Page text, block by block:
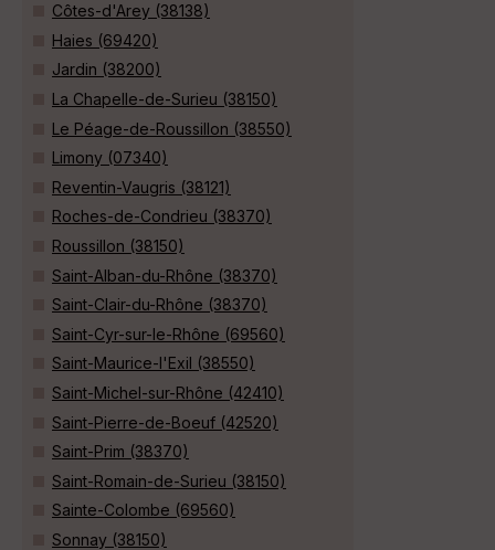
Côtes-d'Arey (38138)
Haies (69420)
Jardin (38200)
La Chapelle-de-Surieu (38150)
Le Péage-de-Roussillon (38550)
Limony (07340)
Reventin-Vaugris (38121)
Roches-de-Condrieu (38370)
Roussillon (38150)
Saint-Alban-du-Rhône (38370)
Saint-Clair-du-Rhône (38370)
Saint-Cyr-sur-le-Rhône (69560)
Saint-Maurice-l'Exil (38550)
Saint-Michel-sur-Rhône (42410)
Saint-Pierre-de-Boeuf (42520)
Saint-Prim (38370)
Saint-Romain-de-Surieu (38150)
Sainte-Colombe (69560)
Sonnay (38150)